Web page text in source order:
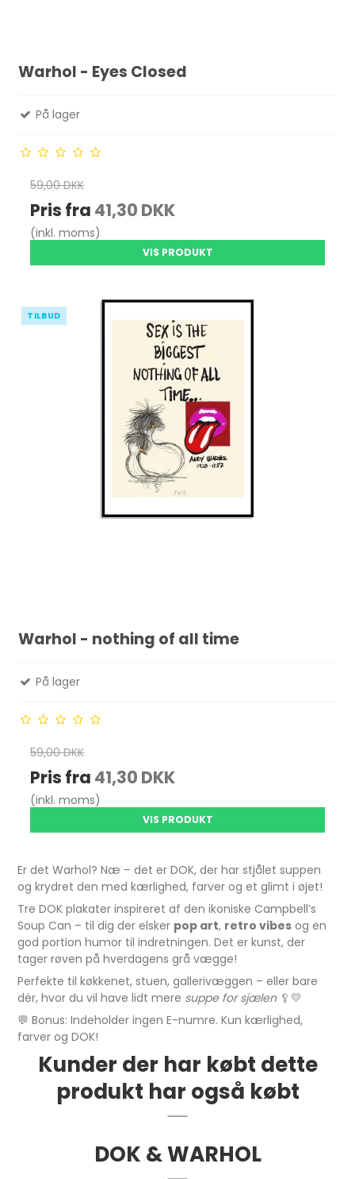
Warhol - Eyes Closed
På lager
59,00 DKK
Pris fra 41,30 DKK
(inkl. moms)
VIS PRODUKT
TILBUD
Warhol - nothing of all time
På lager
59,00 DKK
Pris fra 41,30 DKK
(inkl. moms)
VIS PRODUKT
Er det Warhol? Næ – det er DOK, der har stjålet suppen
og krydret den med kærlighed, farver og et glimt i øjet!
Tre DOK plakater inspireret af den ikoniske Campbell’s
Soup Can – til dig der elsker pop art, retro vibes og en
god portion humor til indretningen. Det er kunst, der
tager røven på hverdagens grå vægge!
Perfekte til køkkenet, stuen, gallerivæggen – eller bare
dér, hvor du vil have lidt mere suppe for sjælen🥄💛
💬 Bonus: Indeholder ingen E-numre. Kun kærlighed,
farver og DOK!
Kunder der har købt dette
produkt har også købt
DOK & WARHOL